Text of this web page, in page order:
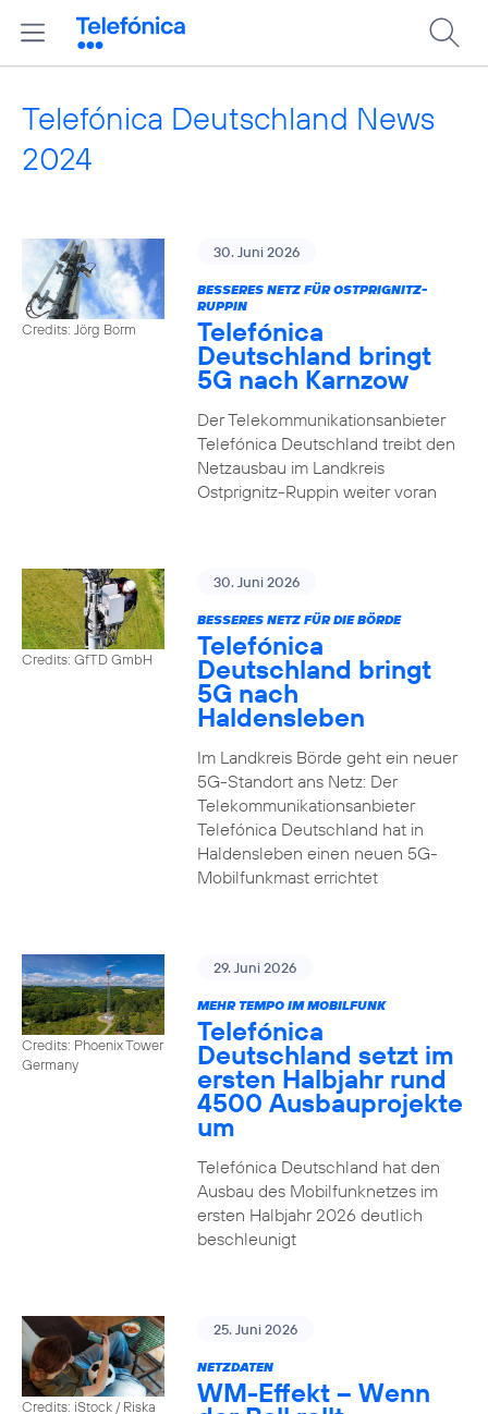
Telefónica Deutschland News
2024
Credits: Jörg Borm
30. Juni 2026
BESSERES NETZ FÜR OSTPRIGNITZ-
RUPPIN
Telefónica
Deutschland bringt
5G nach Karnzow
Der Telekommunikationsanbieter
Telefónica Deutschland treibt den
Netzausbau im Landkreis
Ostprignitz-Ruppin weiter voran
Credits: GfTD GmbH
30. Juni 2026
BESSERES NETZ FÜR DIE BÖRDE
Telefónica
Deutschland bringt
5G nach
Haldensleben
Im Landkreis Börde geht ein neuer
5G-Standort ans Netz: Der
Telekommunikationsanbieter
Telefónica Deutschland hat in
Haldensleben einen neuen 5G-
Mobilfunkmast errichtet
Credits: Phoenix Tower
Germany
29. Juni 2026
MEHR TEMPO IM MOBILFUNK
Telefónica
Deutschland setzt im
ersten Halbjahr rund
4500 Ausbauprojekte
um
Telefónica Deutschland hat den
Ausbau des Mobilfunknetzes im
ersten Halbjahr 2026 deutlich
beschleunigt
Credits: iStock / Riska
25. Juni 2026
NETZDATEN
WM-Effekt – Wenn